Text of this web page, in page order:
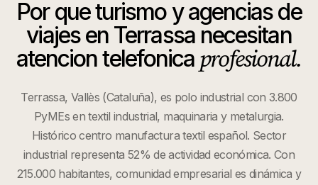
Por queturismo y agencias de
viajesen Terrassanecesitan
atencion telefonica profesional.
Terrassa, Vallès (Cataluña), es polo industrial con 3.800
PyMEs en textil industrial, maquinaria y metalurgia.
Histórico centro manufactura textil español. Sector
industrial representa 52% de actividad económica. Con
215.000 habitantes, comunidad empresarial es dinámica y